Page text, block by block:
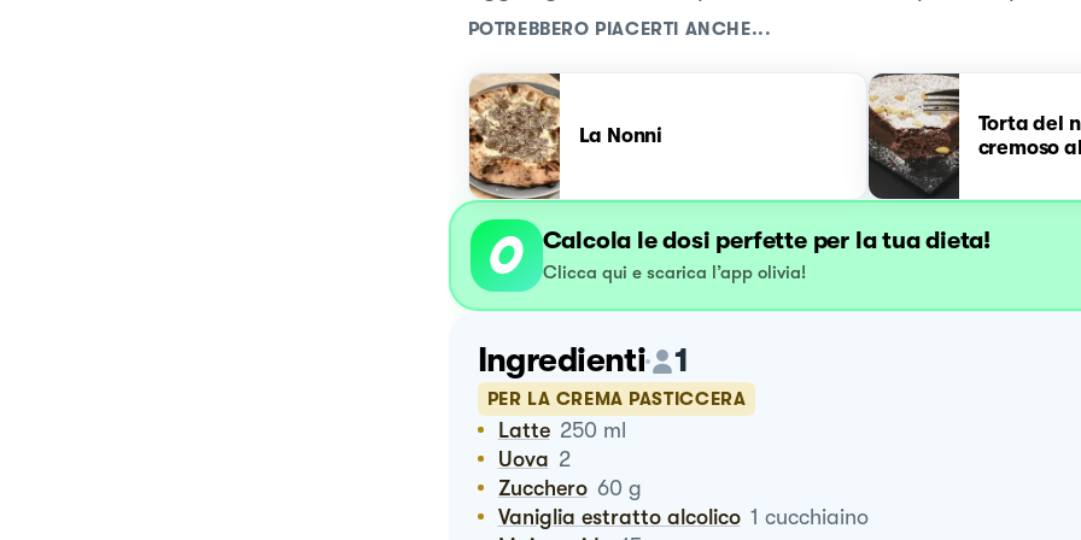
POTREBBERO PIACERTI ANCHE...
La Nonni
Torta del
cremoso
Calcola le dosi perfette per la tua dieta!
Clicca qui e scarica l’app olivia!
Ingredienti 1
PER LA CREMA PASTICCERA
Latte 250 ml
Uova 2
Zucchero 60 g
Vaniglia estratto alcolico 1 cucchiaino